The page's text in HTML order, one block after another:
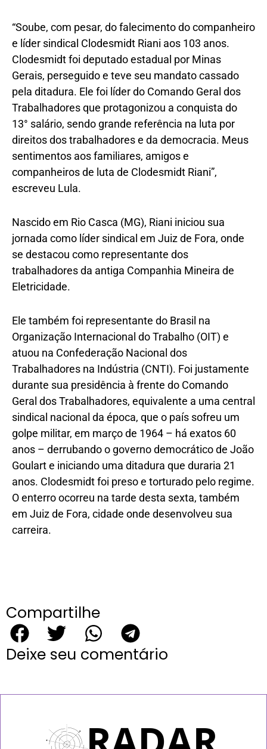
“Soube, com pesar, do falecimento do companheiro
e líder sindical Clodesmidt Riani aos 103 anos.
Clodesmidt foi deputado estadual por Minas
Gerais, perseguido e teve seu mandato cassado
pela ditadura. Ele foi líder do Comando Geral dos
Trabalhadores que protagonizou a conquista do
13° salário, sendo grande referência na luta por
direitos dos trabalhadores e da democracia. Meus
sentimentos aos familiares, amigos e
companheiros de luta de Clodesmidt Riani”,
escreveu Lula.
Nascido em Rio Casca (MG), Riani iniciou sua
jornada como líder sindical em Juiz de Fora, onde
se destacou como representante dos
trabalhadores da antiga Companhia Mineira de
Eletricidade.
Ele também foi representante do Brasil na
Organização Internacional do Trabalho (OIT) e
atuou na Confederação Nacional dos
Trabalhadores na Indústria (CNTI). Foi justamente
durante sua presidência à frente do Comando
Geral dos Trabalhadores, equivalente a uma central
sindical nacional da época, que o país sofreu um
golpe militar, em março de 1964 – há exatos 60
anos – derrubando o governo democrático de João
Goulart e iniciando uma ditadura que duraria 21
anos. Clodesmidt foi preso e torturado pelo regime.
O enterro ocorreu na tarde desta sexta, também
em Juiz de Fora, cidade onde desenvolveu sua
carreira.
Compartilhe
Deixe seu comentário